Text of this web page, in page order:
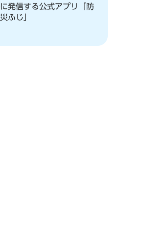
に発信する公式アプリ「防
災ふじ」